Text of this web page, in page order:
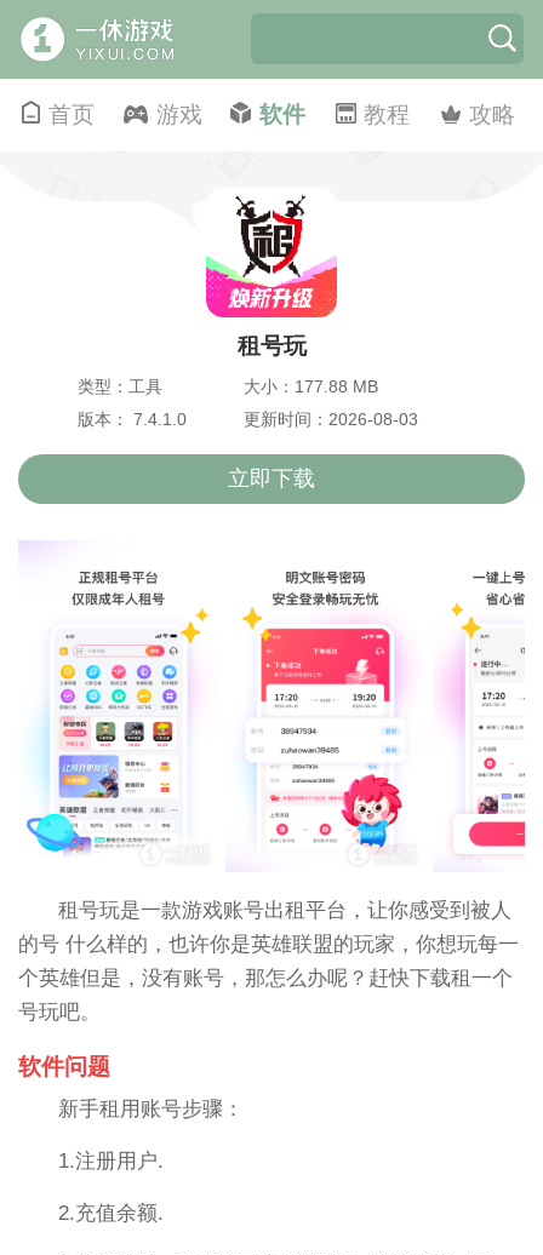
首页 游戏 软件 教程 攻略
租号玩
类型：工具
大小：177.88 MB
版本： 7.4.1.0
更新时间：2026-08-03
立即下载
租号玩是一款游戏账号出租平台，让你感受到被人
的号 什么样的，也许你是英雄联盟的玩家，你想玩每一
个英雄但是，没有账号，那怎么办呢？赶快下载租一个
号玩吧。
软件问题
新手租用账号步骤：
1.注册用户.
2.充值余额.